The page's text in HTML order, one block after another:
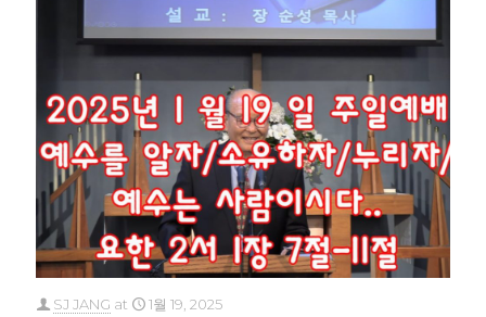
SJ JANG at 1월 19, 2025